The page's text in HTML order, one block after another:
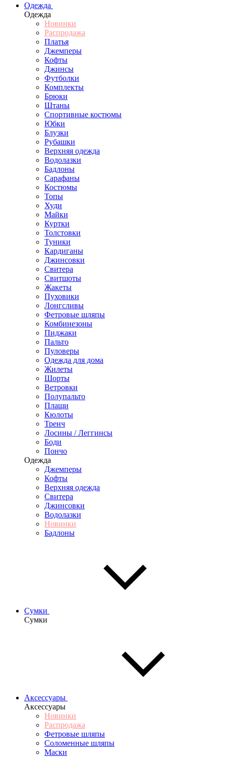
Одежда
Одежда
Новинки
Распродажа
Платья
Джемперы
Кофты
Джинсы
Футболки
Комплекты
Брюки
Штаны
Спортивные костюмы
Юбки
Блузки
Рубашки
Верхняя одежда
Водолазки
Бадлоны
Сарафаны
Костюмы
Топы
Худи
Майки
Куртки
Толстовки
Туники
Кардиганы
Джинсовки
Свитера
Свитшоты
Жакеты
Пуховики
Лонгсливы
Фетровые шляпы
Комбинезоны
Пиджаки
Пальто
Пуловеры
Одежда для дома
Жилеты
Шорты
Ветровки
Полупальто
Плащи
Кюлоты
Тренч
Лосины / Леггинсы
Боди
Пончо
Одежда
Джемперы
Кофты
Верхняя одежда
Свитера
Джинсовки
Водолазки
Новинки
Бадлоны
Сумки
Сумки
Аксессуары
Аксессуары
Новинки
Распродажа
Фетровые шляпы
Соломенные шляпы
Маски